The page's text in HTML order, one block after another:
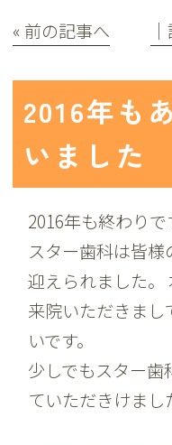
« 前の記事へ
2016年も
いました
2016年も終わりで
スター歯科は皆
迎えられました。
来院いただきま
いです。
少しでもスター歯
ていただきけまし